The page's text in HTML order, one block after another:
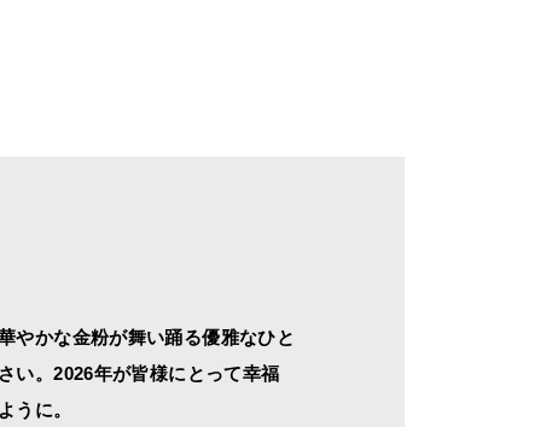
やかな金粉が舞い踊る優雅なひと
い。2026年が皆様にとって幸福
うに。